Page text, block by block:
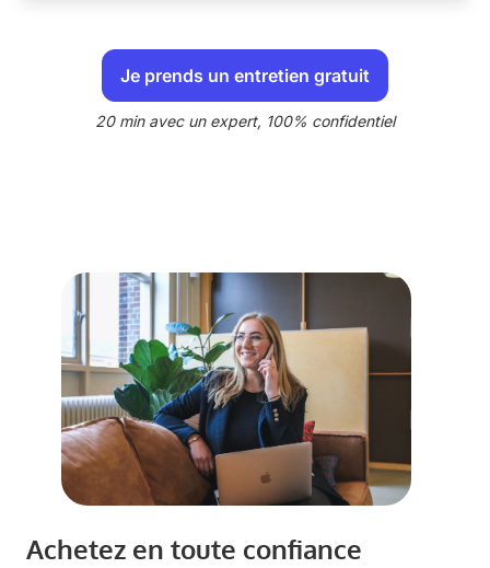
Je prends un entretien gratuit
20 min avec un expert, 100% confidentiel
Achetez en toute confiance